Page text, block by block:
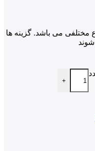
مختلفی می باشد. گزینه ها
+